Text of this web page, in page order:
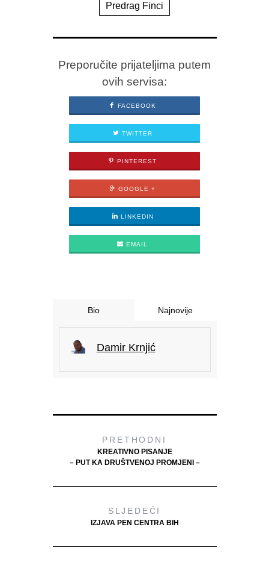
Predrag Finci
Preporučite prijateljima putem
ovih servisa:
FACEBOOK
TWITTER
PINTEREST
GOOGLE +
LINKEDIN
EMAIL
Bio Najnovije
Damir Krnjić
PRETHODNI
KREATIVNO PISANJE
– PUT KA DRUŠTVENOJ PROMJENI –
SLJEDEĆI
IZJAVA PEN CENTRA BIH